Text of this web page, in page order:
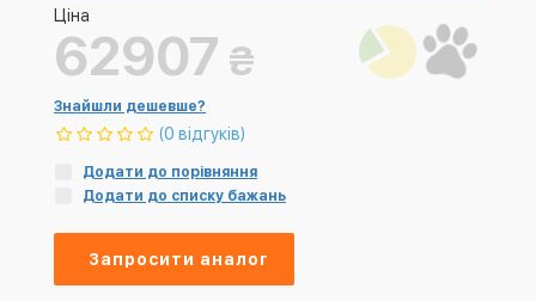
Ціна
62907 ₴
Знайшли дешевше?
(0 відгуків)
Додати до порівняння
Додати до списку бажань
Запросити аналог